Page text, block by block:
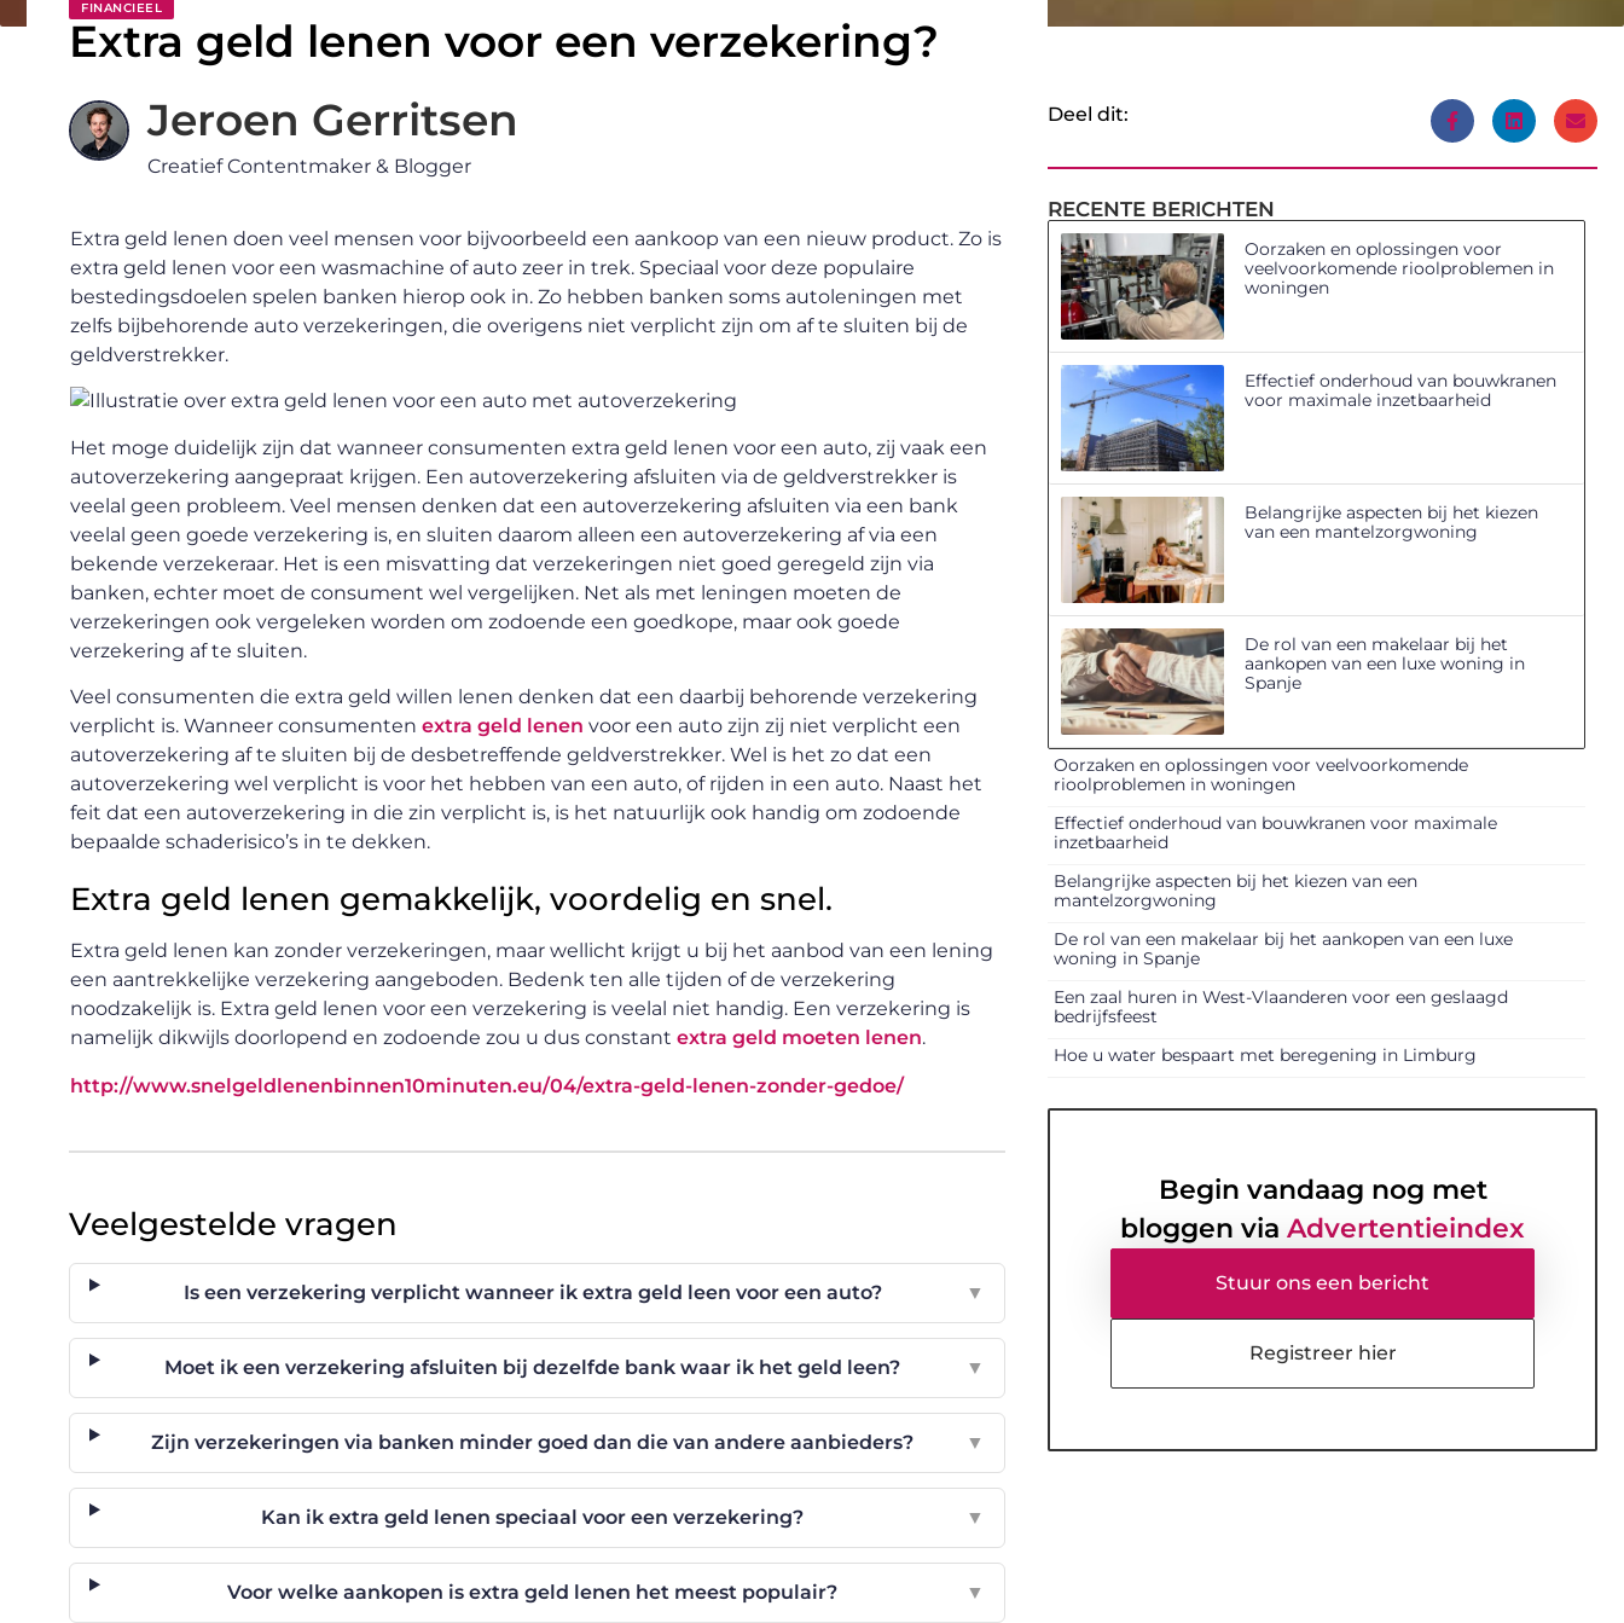
FINANCIEEL
Extra geld lenen voor een verzekering?
Jeroen Gerritsen
Creatief Contentmaker & Blogger
Extra geld lenen doen veel mensen voor bijvoorbeeld een aankoop van een nieuw product. Zo is
extra geld lenen voor een wasmachine of auto zeer in trek. Speciaal voor deze populaire
bestedingsdoelen spelen banken hierop ook in. Zo hebben banken soms autoleningen met
zelfs bijbehorende auto verzekeringen, die overigens niet verplicht zijn om af te sluiten bij de
geldverstrekker.
Het moge duidelijk zijn dat wanneer consumenten extra geld lenen voor een auto, zij vaak een
autoverzekering aangepraat krijgen. Een autoverzekering afsluiten via de geldverstrekker is
veelal geen probleem. Veel mensen denken dat een autoverzekering afsluiten via een bank
veelal geen goede verzekering is, en sluiten daarom alleen een autoverzekering af via een
bekende verzekeraar. Het is een misvatting dat verzekeringen niet goed geregeld zijn via
banken, echter moet de consument wel vergelijken. Net als met leningen moeten de
verzekeringen ook vergeleken worden om zodoende een goedkope, maar ook goede
verzekering af te sluiten.
Veel consumenten die extra geld willen lenen denken dat een daarbij behorende verzekering
verplicht is. Wanneer consumenten extra geld lenen voor een auto zijn zij niet verplicht een
autoverzekering af te sluiten bij de desbetreffende geldverstrekker. Wel is het zo dat een
autoverzekering wel verplicht is voor het hebben van een auto, of rijden in een auto. Naast het
feit dat een autoverzekering in die zin verplicht is, is het natuurlijk ook handig om zodoende
bepaalde schaderisico’s in te dekken.
Extra geld lenen gemakkelijk, voordelig en snel.
Extra geld lenen kan zonder verzekeringen, maar wellicht krijgt u bij het aanbod van een lening
een aantrekkelijke verzekering aangeboden. Bedenk ten alle tijden of de verzekering
noodzakelijk is. Extra geld lenen voor een verzekering is veelal niet handig. Een verzekering is
namelijk dikwijls doorlopend en zodoende zou u dus constant extra geld moeten lenen.
http://www.snelgeldlenenbinnen10minuten.eu/04/extra-geld-lenen-zonder-gedoe/
Veelgestelde vragen
Is een verzekering verplicht wanneer ik extra geld leen voor een auto? ▼
Moet ik een verzekering afsluiten bij dezelfde bank waar ik het geld leen? ▼
Zijn verzekeringen via banken minder goed dan die van andere aanbieders? ▼
Kan ik extra geld lenen speciaal voor een verzekering? ▼
Voor welke aankopen is extra geld lenen het meest populair? ▼
Deel dit:
RECENTE BERICHTEN
Oorzaken en oplossingen voor
veelvoorkomende rioolproblemen in
woningen
Effectief onderhoud van bouwkranen
voor maximale inzetbaarheid
Belangrijke aspecten bij het kiezen
van een mantelzorgwoning
De rol van een makelaar bij het
aankopen van een luxe woning in
Spanje
Oorzaken en oplossingen voor veelvoorkomende
rioolproblemen in woningen
Effectief onderhoud van bouwkranen voor maximale
inzetbaarheid
Belangrijke aspecten bij het kiezen van een
mantelzorgwoning
De rol van een makelaar bij het aankopen van een luxe
woning in Spanje
Een zaal huren in West-Vlaanderen voor een geslaagd
bedrijfsfeest
Hoe u water bespaart met beregening in Limburg
Begin vandaag nog met
bloggen via Advertentieindex
Stuur ons een bericht
Registreer hier